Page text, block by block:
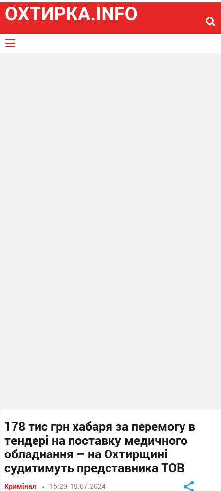
178 тис грн хабаря за перемогу в
тендері на поставку медичного
обладнання – на Охтирщині
судитимуть представника ТОВ
Кримінал 15:29, 19.07.2024